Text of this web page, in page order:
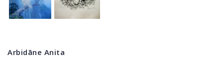
Arbidāne Anita